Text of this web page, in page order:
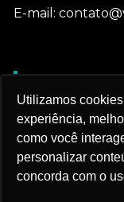
Utilizamos
experiência,
como você
personalizar
concorda com o
E-mail:
Nós utilizamos
semelhantes
nossos serviços
prosseguir
monitoramento.